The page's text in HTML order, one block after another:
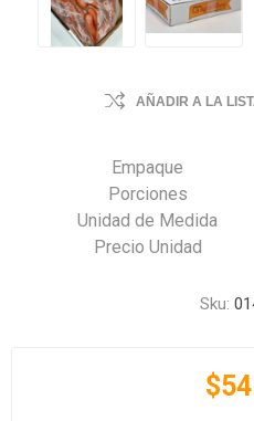
AÑADIR A LA
Empaque
Porciones
Unidad de Medida
Precio Unidad
Sku: